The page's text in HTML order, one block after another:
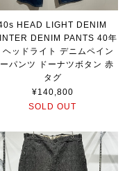
HEAD LIGHT DENIM
DENIM PANTS 40年
ヘッドライト デニムペイン
パンツ ドーナツボタン 赤
タグ
¥140,800
SOLD OUT